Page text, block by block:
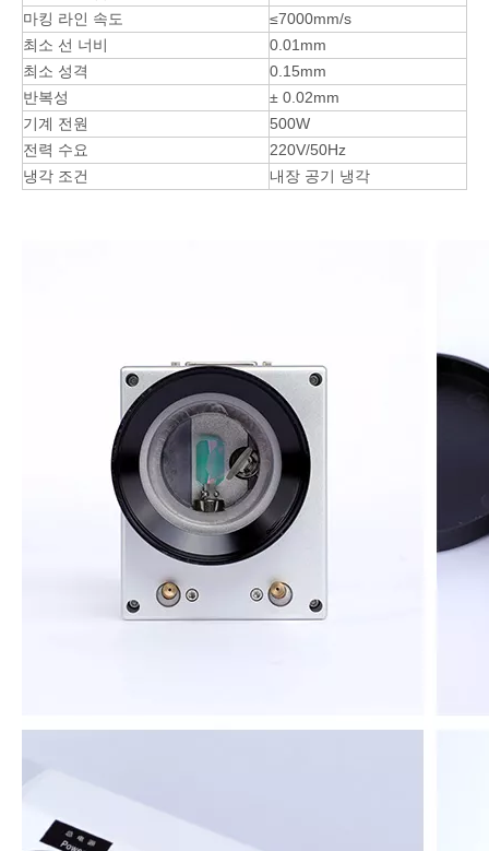
마킹 라인 속도
≤7000mm/s
최소 선 너비
0.01mm
최소 성격
0.15mm
반복성
± 0.02mm
기계 전원
500W
전력 수요
220V/50Hz
냉각 조건
내장 공기 냉각